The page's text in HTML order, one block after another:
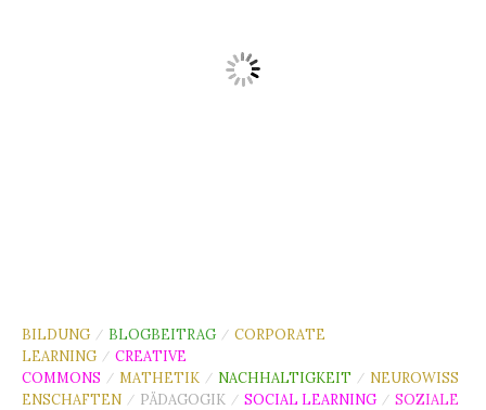
BILDUNG / BLOGBEITRAG / CORPORATE
LEARNING / CREATIVE
COMMONS
/ MATHETIK / NACHHALTIGKEIT / NEUROWISS
ENSCHAFTEN / PÄDAGOGIK / SOCIAL LEARNING / SOZIALE